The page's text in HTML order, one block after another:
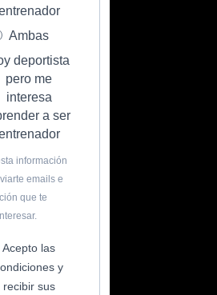
Ambas
deportista
pero me
interesa
a ser
información
emails e
que te
Acepto las
y
recibir sus